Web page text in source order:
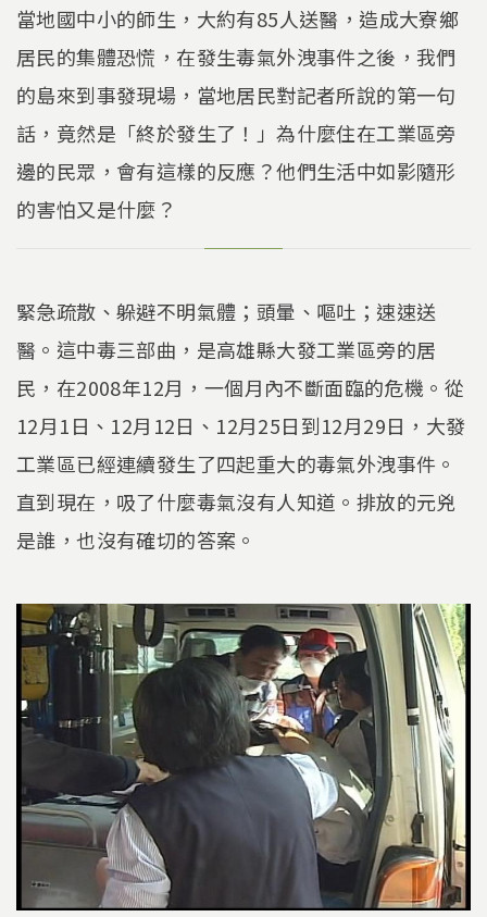
當地國中小的師生，大約有85人送醫，造成大寮鄉
居民的集體恐慌，在發生毒氣外洩事件之後，我們
的島來到事發現場，當地居民對記者所說的第一句
話，竟然是「終於發生了！」為什麼住在工業區旁
邊的民眾，會有這樣的反應？他們生活中如影隨形
的害怕又是什麼？
緊急疏散、躲避不明氣體；頭暈、嘔吐；速速送
醫。這中毒三部曲，是高雄縣大發工業區旁的居
民，在2008年12月，一個月內不斷面臨的危機。從
12月1日、12月12日、12月25日到12月29日，大發
工業區已經連續發生了四起重大的毒氣外洩事件。
直到現在，吸了什麼毒氣沒有人知道。排放的元兇
是誰，也沒有確切的答案。